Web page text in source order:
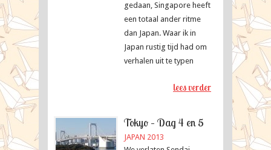
gedaan, Singapore heeft
een totaal ander ritme
dan Japan. Waar ik in
Japan rustig tijd had om
verhalen uit te typen
lees verder
Tokyo – Dag 4 en 5
JAPAN 2013